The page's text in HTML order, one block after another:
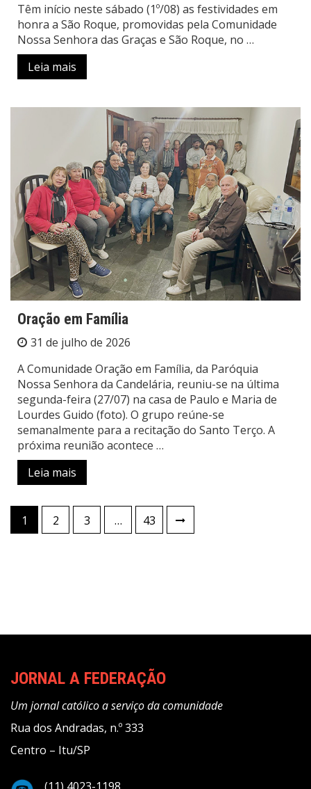
Têm início neste sábado (1º/08) as festividades em
honra a São Roque, promovidas pela Comunidade
Nossa Senhora das Graças e São Roque, no …
Leia mais
Oração em Família
31 de julho de 2026
A Comunidade Oração em Família, da Paróquia
Nossa Senhora da Candelária, reuniu-se na última
segunda-feira (27/07) na casa de Paulo e Maria de
Lourdes Guido (foto). O grupo reúne-se
semanalmente para a recitação do Santo Terço. A
próxima reunião acontece …
Leia mais
Paginação
de
1 2 3 … 43
JORNAL A FEDERAÇÃO
Um jornal católico a serviço da comunidade
Rua dos Andradas, n.º 333
Centro – Itu/SP